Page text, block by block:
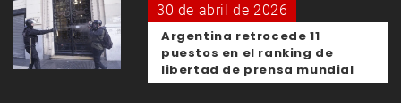
30 de abril de 2026
Argentina retrocede 11
puestos en el ranking de
libertad de prensa mundial